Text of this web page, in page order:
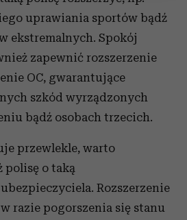
funkcje społecznościowe i
witrynie. Informacje o tym, jak
udostępniamy partnerom
i analitycznym.
te informacje z innymi danymi
lub uzyskanymi podczas
uprawiania sportów bądź
ekstremalnych. Spokój
zapewnić rozszerzenie
OC, gwarantujące
szkód wyrządzonych
bądź osobach trzecich.
przewlekle, warto
polisę o taką
Rozszerzenie
razie pogorszenia się stanu